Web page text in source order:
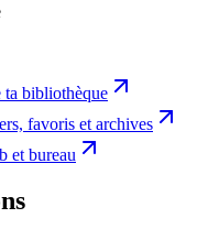
ta bibliothèque
favoris et archives
et bureau